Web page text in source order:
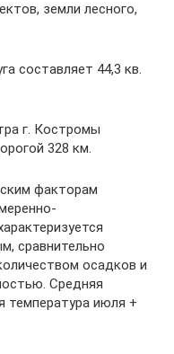
земли лесного,
составляет 44,3 кв.
г. Костромы
328 км.
факторам
сравнительно
осадков и
Средняя
температура июля +